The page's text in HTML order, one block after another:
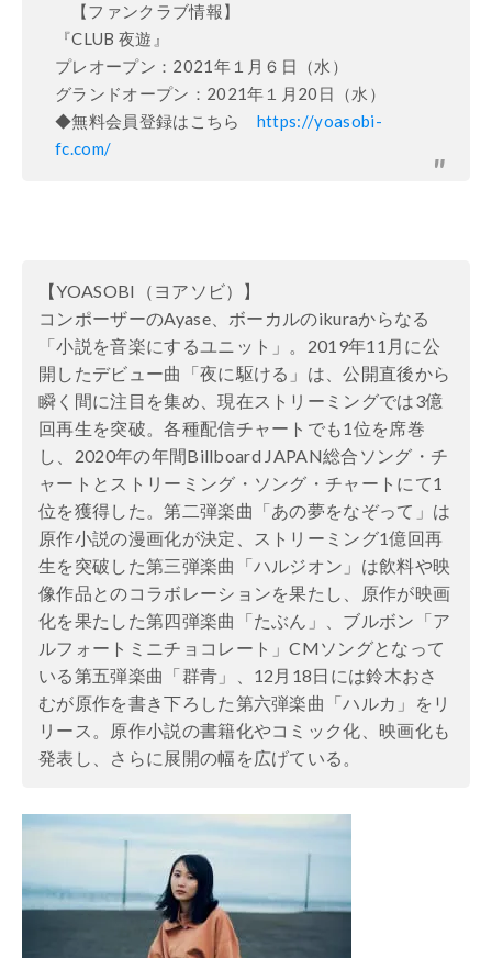
【ファンクラブ情報】
『CLUB 夜遊』
プレオープン：2021年１月６日（水）
グランドオープン：2021年１月20日（水）
◆無料会員登録はこちら https://yoasobi-
fc.com/
【YOASOBI（ヨアソビ）】
コンポーザーのAyase、ボーカルのikuraからなる
「小説を音楽にするユニット」。2019年11月に公
開したデビュー曲「夜に駆ける」は、公開直後から
瞬く間に注目を集め、現在ストリーミングでは3億
回再生を突破。各種配信チャートでも1位を席巻
し、2020年の年間Billboard JAPAN総合ソング・チ
ャートとストリーミング・ソング・チャートにて1
位を獲得した。第二弾楽曲「あの夢をなぞって」は
原作小説の漫画化が決定、ストリーミング1億回再
生を突破した第三弾楽曲「ハルジオン」は飲料や映
像作品とのコラボレーションを果たし、原作が映画
化を果たした第四弾楽曲「たぶん」、ブルボン「ア
ルフォートミニチョコレート」CMソングとなって
いる第五弾楽曲「群青」、12月18日には鈴木おさ
むが原作を書き下ろした第六弾楽曲「ハルカ」をリ
リース。原作小説の書籍化やコミック化、映画化も
発表し、さらに展開の幅を広げている。